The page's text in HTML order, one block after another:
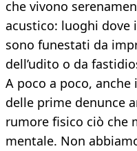
che vivono
acustico: luoghi dove
sono funestati da
dell’udito o da
A poco a poco,
delle prime denunce
rumore fisico ciò che
mentale. Non